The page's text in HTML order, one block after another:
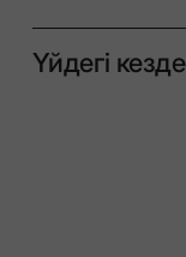
Үйдегі